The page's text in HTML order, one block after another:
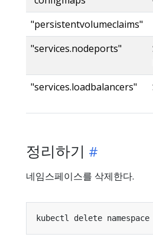
"persistentvolumeclaims"
"services.nodeports"
"services.loadbalancers"
정리하기
네임스페이스를 삭제한다.